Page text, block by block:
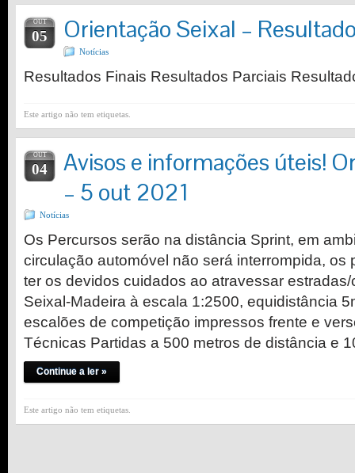
OUT
05 Orientação Seixal –
Notícias
Resultados Finais Resultados Parciais
Este artigo não tem etiquetas.
OUT
04
Avisos e informações úteis!
– 5 out 2021
Notícias
Os Percursos serão na distância Sprint, em
circulação automóvel não será interrompida, os
ter os devidos cuidados ao atravessar
Seixal-Madeira à escala 1:2500, equidistância
escalões de competição impressos frente e
Técnicas Partidas a 500 metros de distância e
Continue a ler »
Este artigo não tem etiquetas.